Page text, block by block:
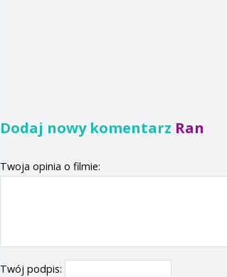
Dodaj nowy komentarz Ran
Twoja opinia o filmie:
Twój podpis: